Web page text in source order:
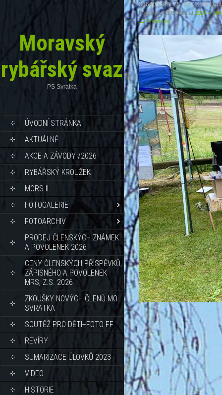
Moravský
rybářský svaz
PS Svratka
ÚVODNÍ STRÁNKA
AKTUÁLNĚ
AKCE A ZÁVODY /2026
RYBÁŘSKÝ KROUŽEK
MORS II
FOTOGALERIE
FOTOARCHIV
PRODEJ ČLENSKÝCH ZNÁMEK
A POVOLENEK 2026
CENY ČLENSKÝCH PŘÍSPĚVKŮ,
ZÁPISNÉHO A POVOLENEK
MRS, Z.S. 2026
ZKOUŠKY NOVÝCH ČLENŮ MO
SVRATKA
SOUTĚŽ PRO DĚTI+FOTO FF
REVÍRY
SUMARIZACE ÚLOVKŮ 2023
VIDEO
HISTORIE
Published28.6.2023at1024 × 768
←Previous